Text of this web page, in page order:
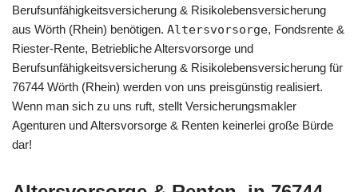
Berufsunfähigkeitsversicherung & Risikolebensversicherung
aus Wörth (Rhein) benötigen. Altersvorsorge, Fondsrente &
Riester-Rente, Betriebliche Altersvorsorge und
Berufsunfähigkeitsversicherung & Risikolebensversicherung für
76744 Wörth (Rhein) werden von uns preisgünstig realisiert.
Wenn man sich zu uns ruft, stellt Versicherungsmakler
Agenturen und Altersvorsorge & Renten keinerlei große Bürde
dar!